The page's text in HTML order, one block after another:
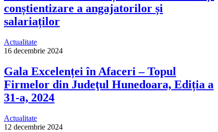
conștientizare a angajatorilor și
salariaților
Actualitate
16 decembrie 2024
Gala Excelenței în Afaceri – Topul
Firmelor din Judeţul Hunedoara, Ediția a
31-a, 2024
Actualitate
12 decembrie 2024